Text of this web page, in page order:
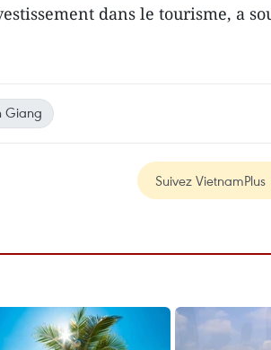
dans le tourisme, a
Giang
Suivez VietnamPlus